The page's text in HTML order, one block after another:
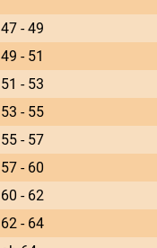
47 - 49
49 - 51
51 - 53
53 - 55
55 - 57
57 - 60
60 - 62
62 - 64